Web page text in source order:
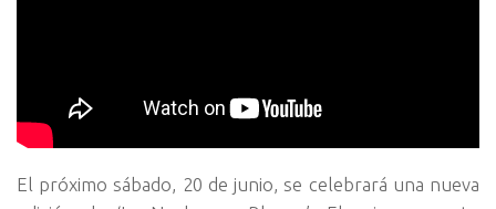
El próximo sábado, 20 de junio, se celebrará una nueva